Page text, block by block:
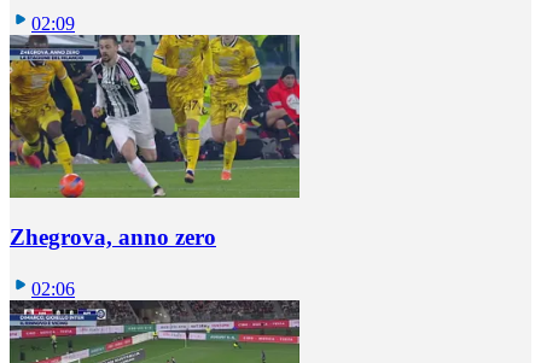
02:09
Zhegrova, anno zero
02:06